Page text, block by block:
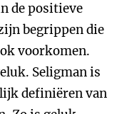
de positieve
begrippen die
voorkomen.
Seligman is
definiëren van